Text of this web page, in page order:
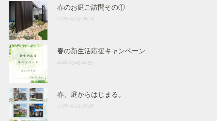
春のお庭ご訪問その①
2026.04.29 08:04
春の新生活応援キャンペーン
2026.03.29 22:55
春、庭からはじまる。
2026.02.24 06:46